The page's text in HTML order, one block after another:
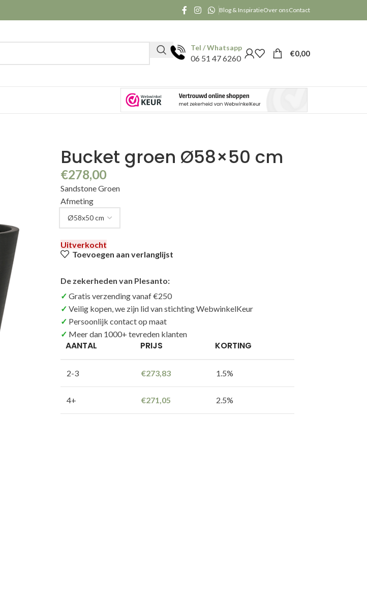
Blog & InspiratieOver onsContact
Tel / Whatsapp
06 51 47 6260
€0,00
Bucket groen Ø58×50 cm
€278,00
Sandstone Groen
Afmeting
Uitverkocht
Toevoegen aan verlanglijst
De zekerheden van Plesanto:
Gratis verzending vanaf €250
Veilig kopen, we zijn lid van stichting WebwinkelKeur
Persoonlijk contact op maat
Meer dan 1000+ tevreden klanten
AANTAL PRIJS KORTING
2-3 €273,83 1.5%
4+ €271,05 2.5%